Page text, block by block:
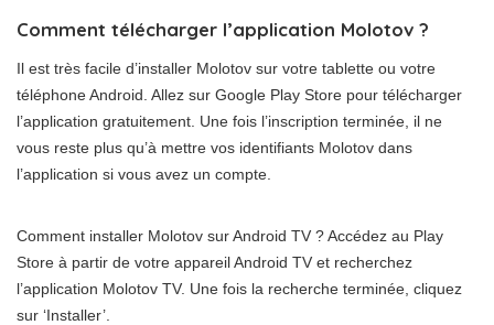
Comment télécharger l’application Molotov ?
Il est très facile d’installer Molotov sur votre tablette ou votre
téléphone Android. Allez sur Google Play Store pour télécharger
l’application gratuitement. Une fois l’inscription terminée, il ne
vous reste plus qu’à mettre vos identifiants Molotov dans
l’application si vous avez un compte.
Comment installer Molotov sur Android TV ? Accédez au Play
Store à partir de votre appareil Android TV et recherchez
l’application Molotov TV. Une fois la recherche terminée, cliquez
sur ‘Installer’.